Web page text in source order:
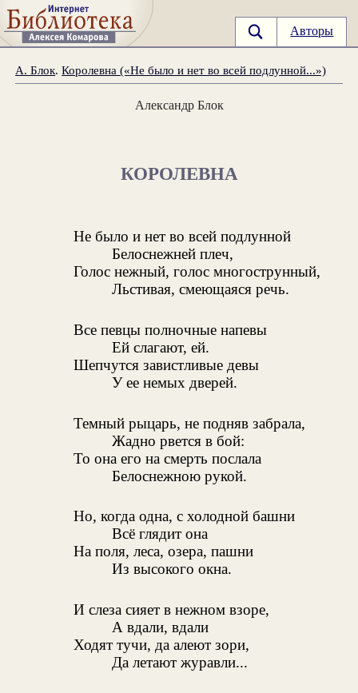
Авторы
А. Блок.Королевна («Не было и нет во всей подлунной...»)
Александр Блок
КОРОЛЕВНА
Не было и нет во всей подлунной
Белоснежней плеч,
Голос нежный, голос многострунный,
Льстивая, смеющаяся речь.
Все певцы полночные напевы
Ей слагают, ей.
Шепчутся завистливые девы
У ее немых дверей.
Темный рыцарь, не подняв забрала,
Жадно рвется в бой:
То она его на смерть послала
Белоснежною рукой.
Но, когда одна, с холодной башни
Всё глядит она
На поля, леса, озера, пашни
Из высокого окна.
И слеза сияет в нежном взоре,
А вдали, вдали
Ходят тучи, да алеют зори,
Да летают журавли...